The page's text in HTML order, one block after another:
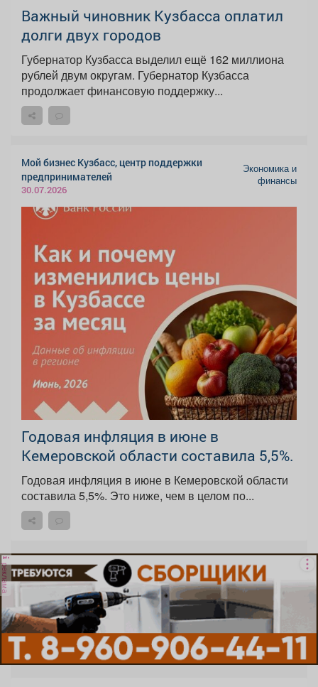
Важный чиновник Кузбасса оплатил
долги двух городов
Губернатор Кузбасса выделил ещё 162 миллиона
рублей двум округам. Губернатор Кузбасса
продолжает финансовую поддержку...
Мой бизнес Кузбасс, центр поддержки
предпринимателей
30.07.2026
Экономика и
финансы
Годовая инфляция в июне в
Кемеровской области составила 5,5%.
Годовая инфляция в июне в Кемеровской области
составила 5,5%. Это ниже, чем в целом по...
реклама